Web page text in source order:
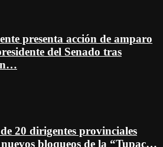
presenta acción de amparo
del Senado tras
20 dirigentes provinciales
bloqueos de la “Tupac…